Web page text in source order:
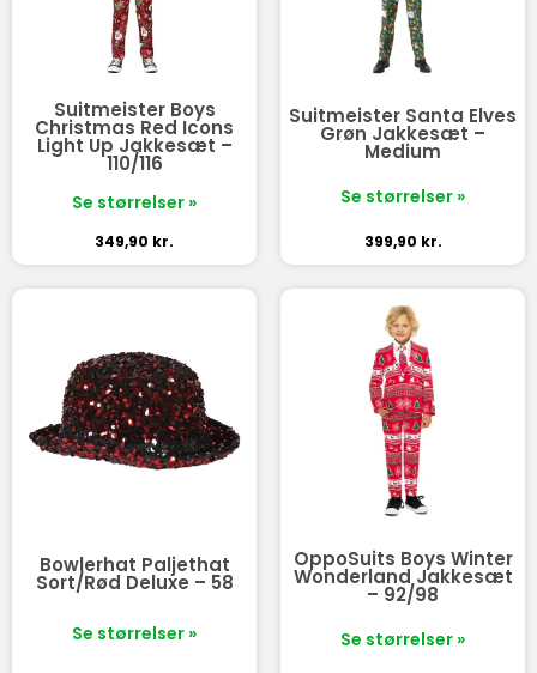
Suitmeister Boys
Christmas Red Icons
Light Up Jakkesæt –
110/116
Se størrelser »
349,90 kr.
Suitmeister Santa Elves
Grøn Jakkesæt –
Medium
Se størrelser »
399,90 kr.
Bowlerhat Paljethat
Sort/Rød Deluxe – 58
Se størrelser »
OppoSuits Boys Winter
Wonderland Jakkesæt
– 92/98
Se størrelser »